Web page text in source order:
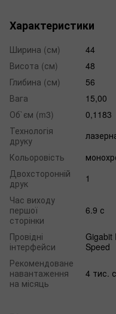
Характеристики
Ширина (см)
44
Висота (см)
48
Глибина (см)
56
Вага
15,00
Об`єм (m3)
0,1183
Технологія
друку
Кольоровість
Двохсторонній
друк
1
Час виходу
першої
сторінки
6.9 с
Провідні
інтерфейси
Gigabit
Speed
Рекомендоване
навантаження
на місяць
4 тис.